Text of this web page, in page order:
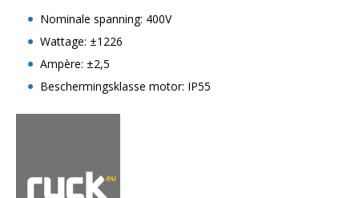
Nominale spanning: 400V
Wattage: ±1226
Ampère: ±2,5
Beschermingsklasse motor: IP55